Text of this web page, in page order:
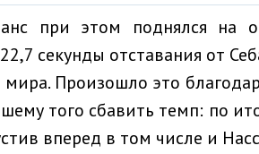
при этом поднялся на
секунды отставания от
мира. Произошло это
того сбавить темп: по
вперед в том числе и